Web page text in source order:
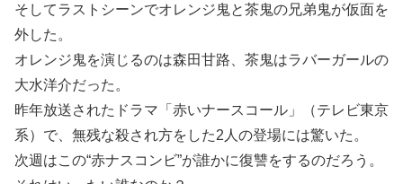
そしてラストシーンでオレンジ鬼と茶鬼の兄弟鬼が仮面を
外した。
オレンジ鬼を演じるのは森田甘路、茶鬼はラバーガールの
大水洋介だった。
昨年放送されたドラマ「赤いナースコール」（テレビ東京
系）で、無残な殺され方をした2人の登場には驚いた。
次週はこの“赤ナスコンビ”が誰かに復讐をするのだろう。